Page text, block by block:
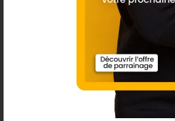
À la FNAIM, nous faisons
NOUS CRÉONS